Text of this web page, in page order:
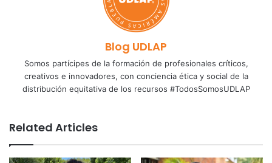
Blog UDLAP
Somos partícipes de la formación de profesionales críticos,
creativos e innovadores, con conciencia ética y social de la
distribución equitativa de los recursos #TodosSomosUDLAP
Related Articles